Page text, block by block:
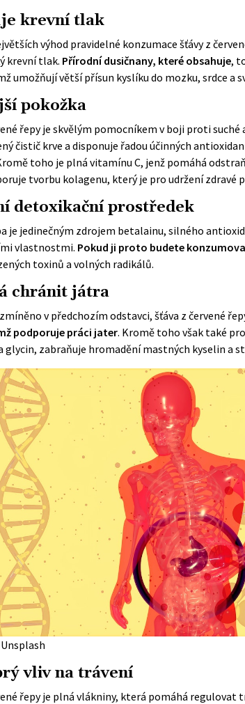
krevní tlak
výhod pravidelné konzumace šťávy z
krevní tlak. Přírodní dusičnany, které obsahuje,
umožňují větší přísun kyslíku do mozku, srdce a
pokožka
řepy je skvělým pomocníkem v boji proti
čistič krve a disponuje řadou účinných
toho je plná vitamínu C, jenž pomáhá
tvorbu kolagenu, který je pro udržení zdravé
detoxikační prostředek
je jedinečným zdrojem betalainu, silného
vlastnostmi. Pokud ji proto budete
toxinů a volných radikálů.
chránit játra
v předchozím odstavci, šťáva z červené
podporuje práci jater. Kromě toho však také
glycin, zabraňuje hromadění mastných kyselin a
vliv na trávení
řepy je plná vlákniny, která pomáhá regulovat